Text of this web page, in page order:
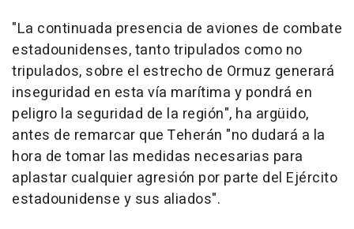
"La continuada presencia de aviones de combate
estadounidenses, tanto tripulados como no
tripulados, sobre el estrecho de Ormuz generará
inseguridad en esta vía marítima y pondrá en
peligro la seguridad de la región", ha argüido,
antes de remarcar que Teherán "no dudará a la
hora de tomar las medidas necesarias para
aplastar cualquier agresión por parte del Ejército
estadounidense y sus aliados".